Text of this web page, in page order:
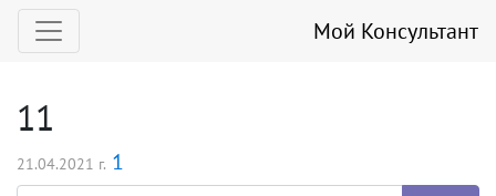
Мой Консультант
11
21.04.2021 г. 1